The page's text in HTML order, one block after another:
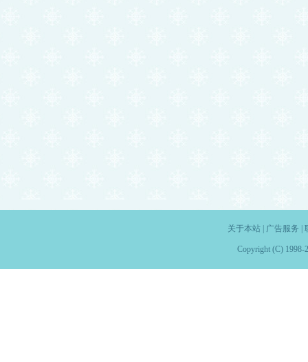
关于本站| 广告服务
Copyright (C) 1998-